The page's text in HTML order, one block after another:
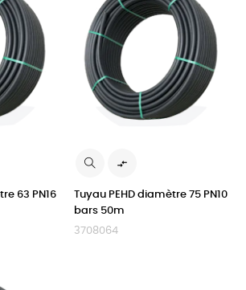
63 PN16

Tuyau PEHD diamètre 75 PN10
bars 50m
3708064